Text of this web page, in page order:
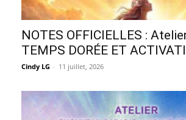
NOTES OFFICIELLES :
TEMPS DORÉE ET
Cindy LG - 11 juillet, 2026